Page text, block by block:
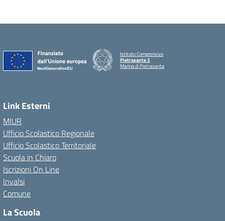
Istituto Comprensivo
Pietrasanta 2
Marina di Pietrasanta
Link Esterni
MIUR
Ufficio Scolastico Regionale
Ufficio Scolastico Territoriale
Scuola in Chiaro
Iscrizioni On Line
Invalsi
Comune
La Scuola